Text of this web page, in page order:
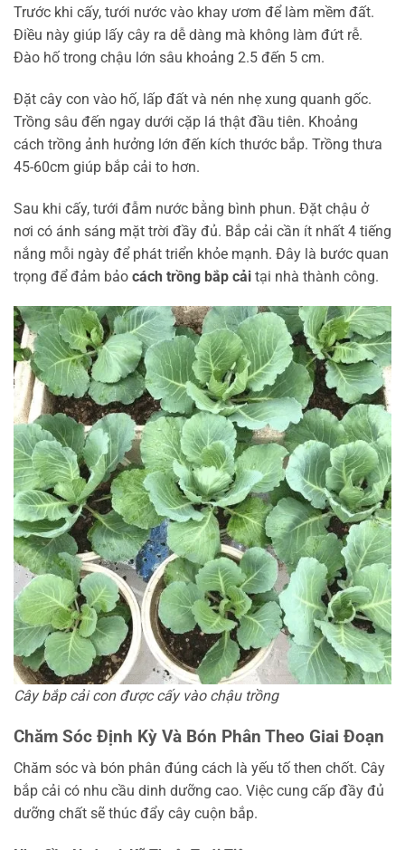
Trước khi cấy, tưới nước vào khay ươm để làm mềm đất.
Điều này giúp lấy cây ra dễ dàng mà không làm đứt rễ.
Đào hố trong chậu lớn sâu khoảng 2.5 đến 5 cm.
Đặt cây con vào hố, lấp đất và nén nhẹ xung quanh gốc.
Trồng sâu đến ngay dưới cặp lá thật đầu tiên. Khoảng
cách trồng ảnh hưởng lớn đến kích thước bắp. Trồng thưa
45-60cm giúp bắp cải to hơn.
Sau khi cấy, tưới đẫm nước bằng bình phun. Đặt chậu ở
nơi có ánh sáng mặt trời đầy đủ. Bắp cải cần ít nhất 4 tiếng
nắng mỗi ngày để phát triển khỏe mạnh. Đây là bước quan
trọng để đảm bảo cách trồng bắp cải tại nhà thành công.
Cây bắp cải con được cấy vào chậu trồng
Chăm Sóc Định Kỳ Và Bón Phân Theo Giai Đoạn
Chăm sóc và bón phân đúng cách là yếu tố then chốt. Cây
bắp cải có nhu cầu dinh dưỡng cao. Việc cung cấp đầy đủ
dưỡng chất sẽ thúc đẩy cây cuộn bắp.